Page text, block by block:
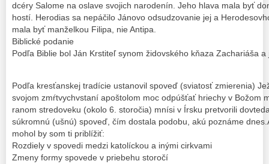
dcéry Salome na oslave svojich narodenín. Jeho hlava mala byť
hostí. Herodias sa nepáčilo Jánovo odsudzovanie jej a
mala byť manželkou Filipa, nie Antipa.
Biblické podanie
Podľa Biblie bol Ján Krstiteľ synom židovského kňaza Zachariáša a
Podľa kresťanskej tradície ustanovil spoveď (sviatosť zmierenia)
svojom zmŕtvychvstaní apoštolom moc odpúšťať hriechy v Božom
ranom stredoveku (okolo 6. storočia) mnísi v Írsku pretvorili
súkromnú (ušnú) spoveď, čím dostala podobu, akú poznáme
mohol by som ti priblížiť:
Rozdiely v spovedi medzi katolíckou a inými cirkvami
Zmeny formy spovede v priebehu storočí